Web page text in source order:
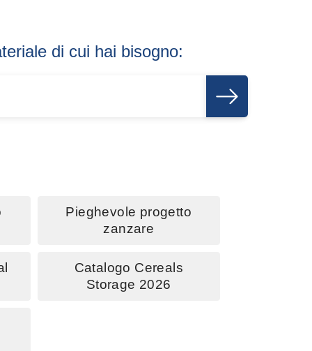
di cui hai bisogno:
CERCA
Pieghevole progetto
zanzare
Catalogo Cereals
Storage 2026